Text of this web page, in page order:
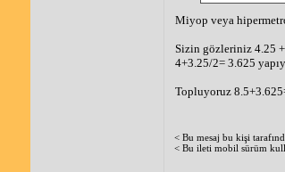
Miyop veya
Sizin gözleriniz 4.25
4+3.25/2= 3.625
Topluyoruz
< Bu mesaj bu kişi
< Bu ileti mobil sürüm